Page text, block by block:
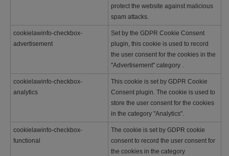
protect the website against malicious
spam attacks.
cookielawinfo-checkbox-
advertisement
Set by the GDPR Cookie Consent
plugin, this cookie is used to record
the user consent for the cookies in the
"Advertisement" category .
cookielawinfo-checkbox-
analytics
This cookie is set by GDPR Cookie
Consent plugin. The cookie is used to
store the user consent for the cookies
in the category "Analytics".
cookielawinfo-checkbox-
functional
The cookie is set by GDPR cookie
consent to record the user consent for
the cookies in the category